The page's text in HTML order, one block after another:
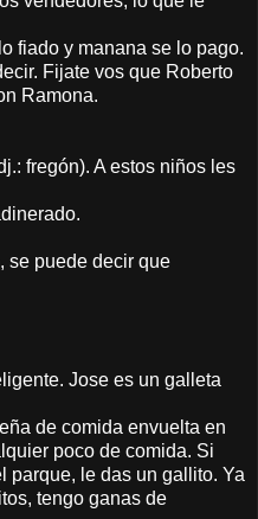
fiado y manana se lo pago.
Fijate vos que Roberto
Ramona.
fregón). A estos niños les
se puede decir que
Jose es un galleta
de comida envuelta en
poco de comida. Si
parque, le das un gallito. Ya
tengo ganas de